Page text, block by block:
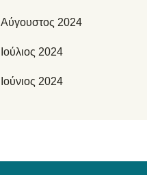
Αύγουστος 2024
Ιούλιος 2024
Ιούνιος 2024